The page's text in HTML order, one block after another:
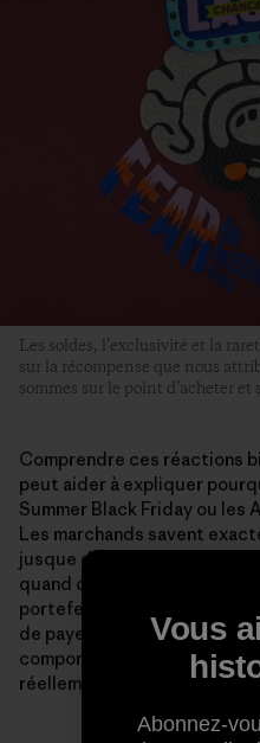
Les soldes, l’exclusivité et la
sur la récompense que nous
sommes sur le point d’acheter et
Comprendre ces réactions
peut aider à expliquer
Summer Black Friday ou les
Les marchands savent
jusque dans la façon dont
quand on plaisante en disant
portefeuille », ce n’est pas
de payer » – une
comportement Ofer
réellement.
Vous
Abonnez-